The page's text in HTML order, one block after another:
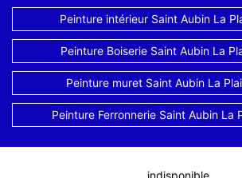
Peinture intérieur Saint Aubin La
Peinture Boiserie Saint Aubin La
Peinture muret Saint Aubin La
Peinture Ferronnerie Saint Aubin La
indisponible